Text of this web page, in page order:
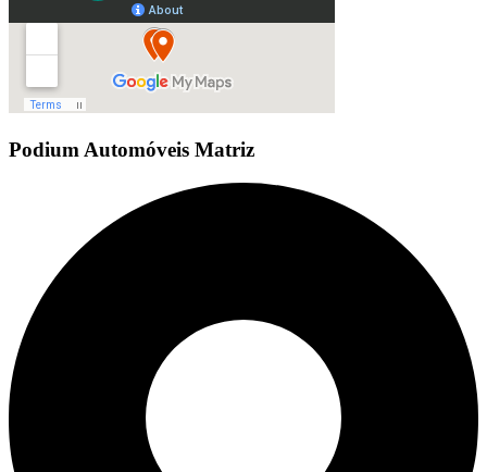
Podium Automóveis Matriz